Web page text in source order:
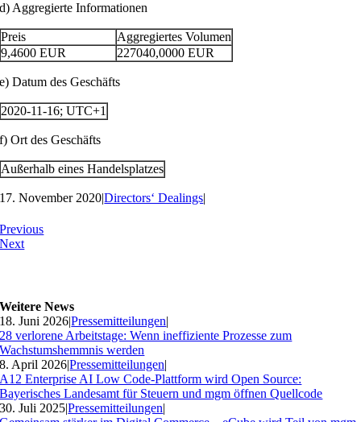
d) Aggregierte Informationen
Preis
Aggregiertes Volumen
9,4600 EUR 227040,0000 EUR
e) Datum des Geschäfts
2020-11-16; UTC+1
f) Ort des Geschäfts
Außerhalb eines Handelsplatzes
17. November 2020|Directors‘ Dealings|
Previous
Next
Weitere News
18. Juni 2026|Pressemitteilungen|
28 verlorene Arbeitstage: Wenn ineffiziente Prozesse zum
Wachstumshemmnis werden
8. April 2026|Pressemitteilungen|
A12 Enterprise AI Low Code-Plattform wird Open Source:
Bayerisches Landesamt für Steuern und mgm öffnen Quellcode
30. Juli 2025|Pressemitteilungen|